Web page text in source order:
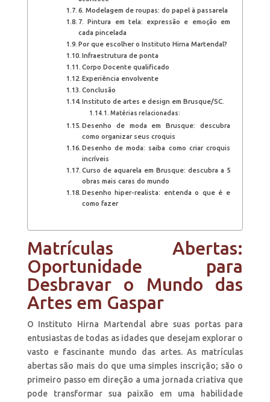
6. Modelagem de roupas: do papel à passarela
7. Pintura em tela: expressão e emoção em
cada pincelada
Por que escolher o Instituto Hirna Martendal?
Infraestrutura de ponta
Corpo Docente qualificado
Experiência envolvente
Conclusão
Instituto de artes e design em Brusque/SC.
Matérias relacionadas:
Desenho de moda em Brusque: descubra
como organizar seus croquis
Desenho de moda: saiba como criar croquis
incríveis
Curso de aquarela em Brusque: descubra a 5
obras mais caras do mundo
Desenho hiper-realista: entenda o que é e
como fazer
Matrículas Abertas:
Oportunidade para
Desbravar o Mundo das
Artes em Gaspar
O Instituto Hirna Martendal abre suas portas para
entusiastas de todas as idades que desejam explorar o
vasto e fascinante mundo das artes. As matrículas
abertas são mais do que uma simples inscrição; são o
primeiro passo em direção a uma jornada criativa que
pode transformar sua paixão em uma habilidade